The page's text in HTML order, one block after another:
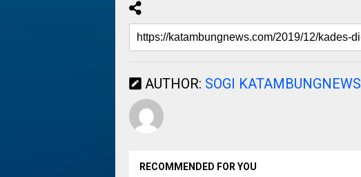
AUTHOR: SOGI KATAMBUNGNEWS
RECOMMENDED FOR YOU